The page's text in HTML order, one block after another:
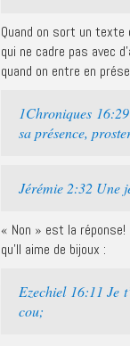
Quand on sort un
qui ne cadre pas avec
quand on entre en
1Chroniques
sa présence,
Jérémie 2:32 Une
« Non » est la
qu’Il aime de bijoux :
Ezechiel 16:11 Je
cou;